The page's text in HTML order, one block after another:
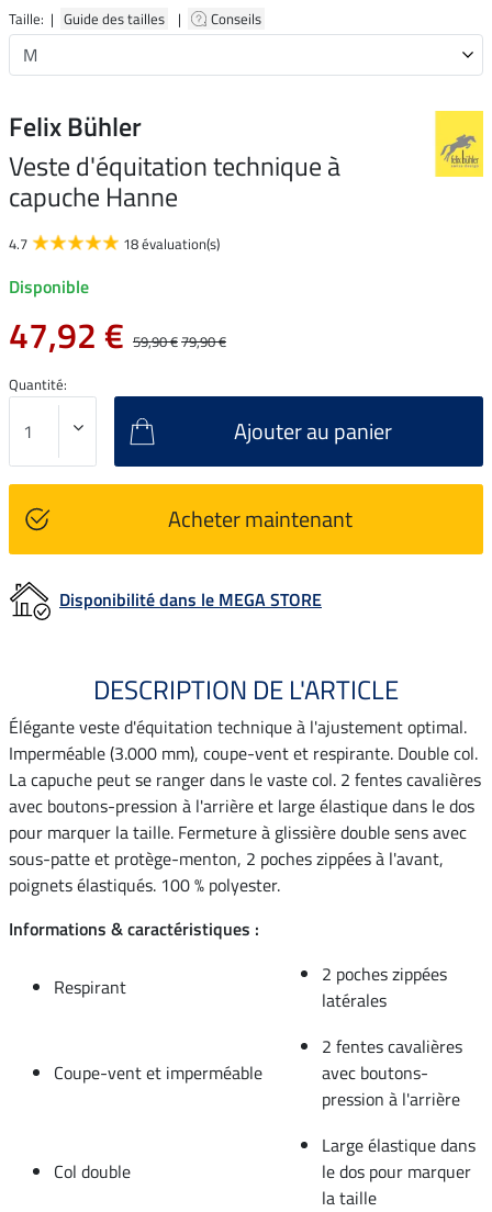
Taille: | Guide des tailles | Conseils
Felix Bühler
Veste d'équitation technique à
capuche Hanne
4.7 18 évaluation(s)
Disponible
47,92 € 59,90 €79,90 €
Quantité:
Ajouter au panier
Acheter maintenant
Disponibilité dans le MEGA STORE
DESCRIPTION DE L'ARTICLE
Élégante veste d'équitation technique à l'ajustement optimal.
Imperméable (3.000 mm), coupe-vent et respirante. Double col.
La capuche peut se ranger dans le vaste col. 2 fentes cavalières
avec boutons-pression à l'arrière et large élastique dans le dos
pour marquer la taille. Fermeture à glissière double sens avec
sous-patte et protège-menton, 2 poches zippées à l'avant,
poignets élastiqués. 100 % polyester.
Informations & caractéristiques :
Respirant
2 poches zippées
latérales
Coupe-vent et imperméable
2 fentes cavalières
avec boutons-
pression à l'arrière
Col double
Large élastique dans
le dos pour marquer
la taille